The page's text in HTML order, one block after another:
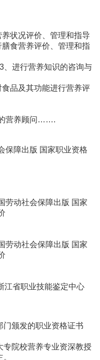
状况评价、管理和指导
食营养评价、管理和指
、进行营养知识的咨询与
品及其功能进行营养评
营养顾问…….
保障出版 国家职业资格
劳动社会保障出版 国家
劳动社会保障出版 国家
江省职业技能鉴定中心
门颁发的职业资格证书
专院校营养专业资深教授